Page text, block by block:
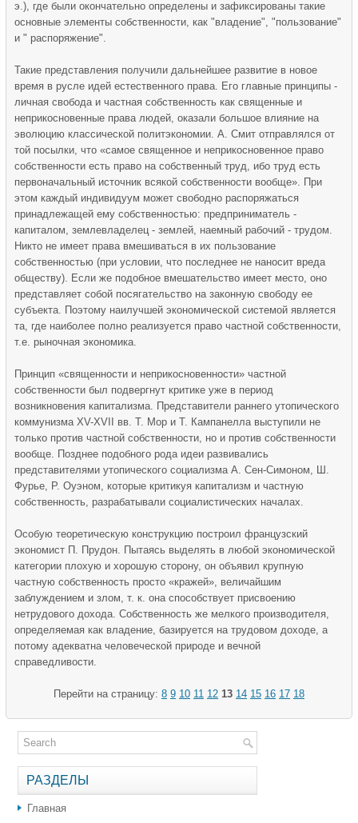
э.), где были окончательно определены и зафиксированы такие
основные элементы собственности, как "владение", "пользование"
и " распоряжение".
Такие представления получили дальнейшее развитие в новое
время в русле идей естественного права. Его главные принципы -
личная свобода и частная собственность как священные и
неприкосновенные права людей, оказали большое влияние на
эволюцию классической политэкономии. А. Смит отправлялся от
той посылки, что «самое священное и неприкосновенное право
собственности есть право на собственный труд, ибо труд есть
первоначальный источник всякой собственности вообще». При
этом каждый индивидуум может свободно распоряжаться
принадлежащей ему собственностью: предприниматель -
капиталом, землевладелец - землей, наемный рабочий - трудом.
Никто не имеет права вмешиваться в их пользование
собственностью (при условии, что последнее не наносит вреда
обществу). Если же подобное вмешательство имеет место, оно
представляет собой посягательство на законную свободу ее
субъекта. Поэтому наилучшей экономической системой является
та, где наиболее полно реализуется право частной собственности,
т.е. рыночная экономика.
Принцип «священности и неприкосновенности» частной
собственности был подвергнут критике уже в период
возникновения капитализма. Представители раннего утопического
коммунизма XV-XVII вв. Т. Мор и Т. Кампанелла выступили не
только против частной собственности, но и против собственности
вообще. Позднее подобного рода идеи развивались
представителями утопического социализма А. Сен-Симоном, Ш.
Фурье, Р. Оуэном, которые критикуя капитализм и частную
собственность, разрабатывали социалистических началах.
Особую теоретическую конструкцию построил французский
экономист П. Прудон. Пытаясь выделять в любой экономической
категории плохую и хорошую сторону, он объявил крупную
частную собственность просто «кражей», величайшим
заблуждением и злом, т. к. она способствует присвоению
нетрудового дохода. Собственность же мелкого производителя,
определяемая как владение, базируется на трудовом доходе, а
потому адекватна человеческой природе и вечной
справедливости.
Перейти на страницу: 8 9 10 11 12 13 14 15 16 17 18
РАЗДЕЛЫ
Главная